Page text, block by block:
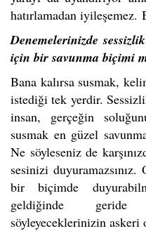
hatırlamadan iyileşemez.
Denemelerinizde
için bir savunma biçimi
Bana kalırsa susmak,
istediği tek yerdir.
insan, gerçeğin
susmak en güzel
Ne söyleseniz de
sesinizi
bir biçimde
geldiğinde geride
söyleyeceklerinizin askeri